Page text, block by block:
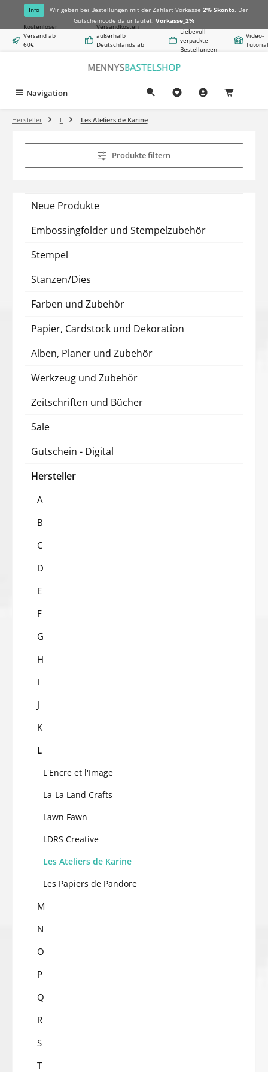
springen
Info Wir geben bei Bestellungen mit der Zahlart Vorkasse 2% Skonto. Der
Gutscheincode dafür lautet: Vorkasse_2%
Kostenloser
Versand ab
60€
Versandkosten
außerhalb
Deutschlands ab
Liebevoll
verpackte
Bestellungen
Video-
Navigation
Hersteller L Les Ateliers de Karine
Produkte filtern
Neue Produkte
Embossingfolder und Stempelzubehör
Stempel
Stanzen/Dies
Farben und Zubehör
Papier, Cardstock und Dekoration
Alben, Planer und Zubehör
Werkzeug und Zubehör
Zeitschriften und Bücher
Sale
Gutschein - Digital
Hersteller
A
B
C
D
E
F
G
H
I
J
K
L
L'Encre et l'Image
La-La Land Crafts
Lawn Fawn
LDRS Creative
Les Ateliers de Karine
Les Papiers de Pandore
M
N
O
P
Q
R
S
T